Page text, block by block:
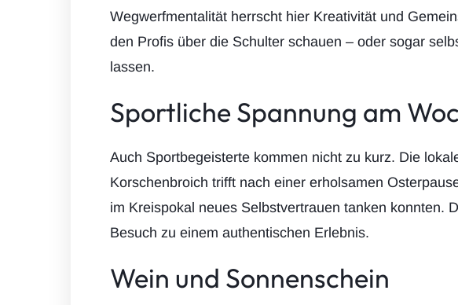
Wegwerfmentalität herrscht hier Kreativität und
den Profis über die Schulter schauen – oder sogar
lassen.
Sportliche Spannung am
Auch Sportbegeisterte kommen nicht zu kurz. Die
Korschenbroich trifft nach einer erholsamen
im Kreispokal neues Selbstvertrauen tanken konnten.
Besuch zu einem authentischen Erlebnis.
Wein und Sonnenschein